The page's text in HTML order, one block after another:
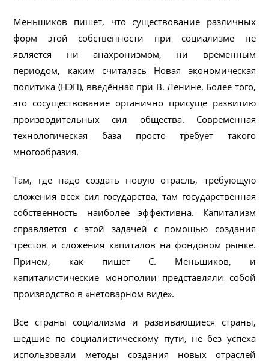
Меньшиков пишет, что существование различных
форм этой собственности при социализме не
является ни анахронизмом, ни временным
периодом, каким считалась Новая экономическая
политика (НЭП), введённая при В. Ленине. Более того,
это сосуществование органично присуще развитию
производительных сил общества. Современная
технологическая база просто требует такого
многообразия.
Там, где надо создать новую отрасль, требующую
сложения всех сил государства, там государственная
собственность наиболее эффективна. Капитализм
справляется с этой задачей с помощью создания
трестов и сложения капиталов на фондовом рынке.
Причём, как пишет С. Меньшиков, и
капиталистические монополии представляли собой
производство в «нетоварном виде».
Все страны социализма и развивающиеся страны,
шедшие по социалистическому пути, не без успеха
использовали методы создания новых отраслей